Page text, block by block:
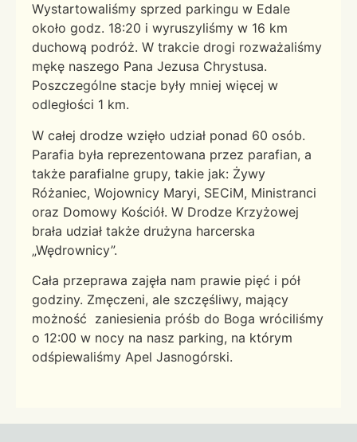
Wystartowaliśmy sprzed parkingu w Edale
około godz. 18:20 i wyruszyliśmy w 16 km
duchową podróż. W trakcie drogi rozważaliśmy
mękę naszego Pana Jezusa Chrystusa.
Poszczególne stacje były mniej więcej w
odległości 1 km.
W całej drodze wzięło udział ponad 60 osób.
Parafia była reprezentowana przez parafian, a
także parafialne grupy, takie jak: Żywy
Różaniec, Wojownicy Maryi, SECiM, Ministranci
oraz Domowy Kościół. W Drodze Krzyżowej
brała udział także drużyna harcerska
„Wędrownicy”.
Cała przeprawa zajęła nam prawie pięć i pół
godziny. Zmęczeni, ale szczęśliwy, mający
możność zaniesienia próśb do Boga wróciliśmy
o 12:00 w nocy na nasz parking, na którym
odśpiewaliśmy Apel Jasnogórski.